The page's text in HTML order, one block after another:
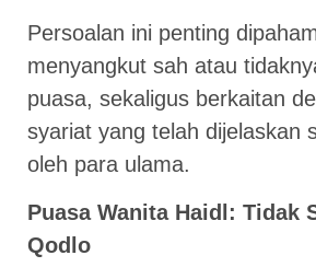
Persoalan ini penting
menyangkut sah atau
puasa, sekaligus berkaitan
syariat yang telah dijelaskan
oleh para ulama.
Puasa Wanita Haidl: Tidak
Qodlo